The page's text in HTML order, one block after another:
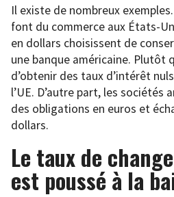
Il existe de nombreux
font du commerce aux États-
en dollars choisissent de
une banque américaine. Plutôt
d’obtenir des taux d’intérêt
l’UE. D’autre part, les sociétés
des obligations en euros et
dollars.
Le taux de
est poussé à la